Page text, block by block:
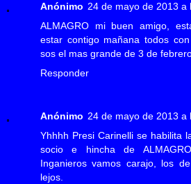
Anónimo 24 de mayo de 2013 a
ALMAGRO mi buen amigo,
estar contigo mañana todos con
sos el mas grande de 3 de
Responder
Anónimo 24 de mayo de 2013 a
Yhhhh Presi Carinelli se habilita
socio e hincha de
Inganieros vamos carajo, los
lejos.